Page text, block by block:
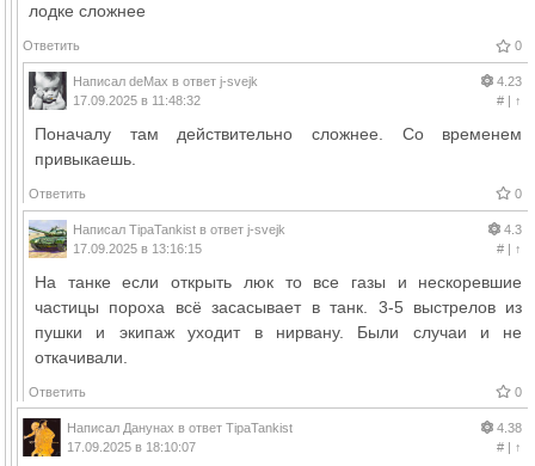
лодке сложнее
Ответить 0
Написал deMax в ответ j-svejk
17.09.2025 в 11:48:32
4.23
#| ↑
Поначалу там действительно сложнее. Со временем
привыкаешь.
Ответить 0
Написал TipaTankist в ответ j-svejk
17.09.2025 в 13:16:15
4.3
#| ↑
На танке если открыть люк то все газы и нескоревшие
частицы пороха всё засасывает в танк. 3-5 выстрелов из
пушки и экипаж уходит в нирвану. Были случаи и не
откачивали.
Ответить 0
Написал Данунах в ответ TipaTankist
17.09.2025 в 18:10:07
4.38
#| ↑